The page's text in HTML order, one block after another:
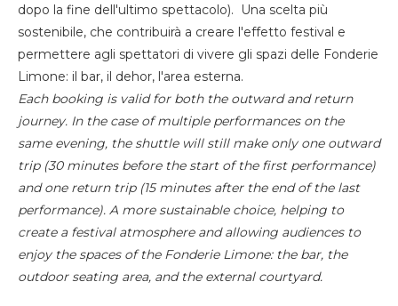
dopo la fine dell'ultimo spettacolo). Una scelta più
sostenibile, che contribuirà a creare l'effetto festival e
permettere agli spettatori di vivere gli spazi delle Fonderie
Limone: il bar, il dehor, l'area esterna.
Each booking is valid for both the outward and return
journey. In the case of multiple performances on the
same evening, the shuttle will still make only one outward
trip (30 minutes before the start of the first performance)
and one return trip (15 minutes after the end of the last
performance). A more sustainable choice, helping to
create a festival atmosphere and allowing audiences to
enjoy the spaces of the Fonderie Limone: the bar, the
outdoor seating area, and the external courtyard.